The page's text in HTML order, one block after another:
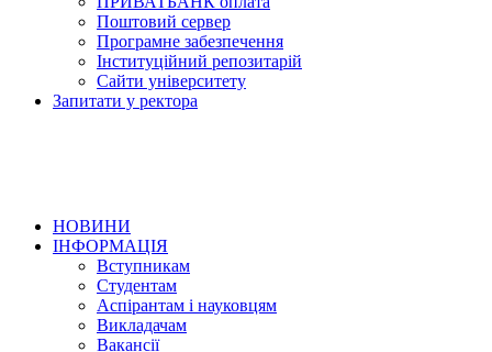
Поштовий сервер
Програмне забезпечення
Інституційний репозитарій
Сайти університету
Запитати у ректора
НОВИНИ
ІНФОРМАЦІЯ
Вступникам
Студентам
Аспірантам і науковцям
Викладачам
Вакансії